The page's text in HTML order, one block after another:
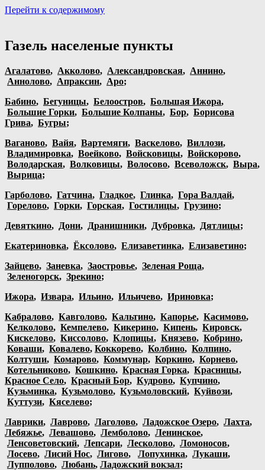
Перейти к содержимому
Газель населеные пункты
Агалатово, Акколово, Александровская, Аннино,
Аннолово, Апраксин, Аро;
Бабино, Бегуницы, Белоостров, Большая Ижора,
Большие Горки, Большие Колпаны, Бор, Борисова
Грива, Бугры;
Ваганово, Вайя, Вартемяги, Васкелово, Виллози,
Владимировка, Воейково, Войсковицы, Войскорово,
Володарская, Волковицы, Волосово, Всеволожск, Выра,
Вырица;
Гарболово, Гатчина, Гладкое, Глинка, Гора Валдай,
Горелово, Горки, Горская, Гостилицы, Грузино;
Девяткино, Дони, Дранишники, Дубровка, Дятлицы;
Екатериновка, Ёксолово, Елизаветинка, Елизаветино;
Зайцево, Заневка, Заостровье, Зеленая Роща,
Зеленогорск, Зрекино;
Ижора, Извара, Ильино, Ильичево, Ириновка;
Кабралово, Кавголово, Кальтино, Капорье, Касимово,
Келколово, Кемпелево, Кикерино, Кипень, Кировск,
Кискелово, Киссолово, Клопицы, Князево, Кобрино,
Коваши, Ковалево, Коккорево, Колбино, Колпино,
Колтуши, Комарово, Коммунар, Коркино, Корнево,
Котельниково, Кошкино, Красная Горка, Красницы,
Красное Село, Красный Бор, Кудрово, Купчино,
Кузьминка, Кузьмолово, Кузьмоловский, Куйвози,
Куттузи, Кяселево;
Лаврики, Лаврово, Лаголово, Ладожское Озеро, Лахта,
Лебяжье, Левашово, Лемболово, Ленинское,
Ленсоветовский, Лепсари, Лесколово, Ломоносов,
Лосево, Лисий Нос, Лигово, Лопухинка, Лукаши,
Лупполово, Любань, Ладожский вокзал;